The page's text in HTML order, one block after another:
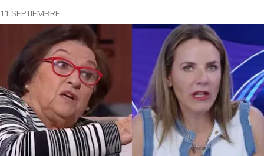
11 SEPTIEMBRE